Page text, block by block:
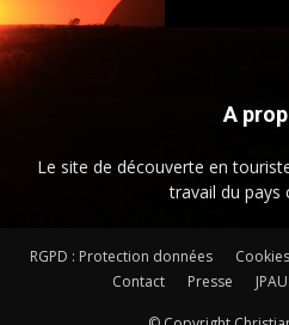
A
Le site de découverte en
travail du pays
RGPD : Protection données Cookies
Contact
Presse